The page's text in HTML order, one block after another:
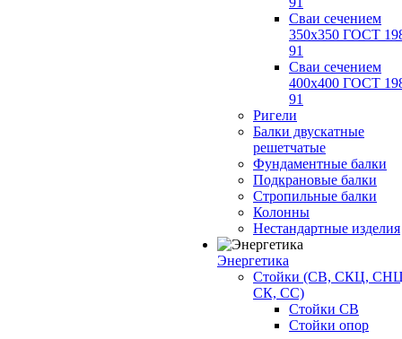
Сваи сечением
350х350 ГОСТ
91
Сваи сечением
400х400 ГОСТ
91
Ригели
Балки двускатные
решетчатые
Фундаментные балки
Подкрановые балки
Стропильные балки
Колонны
Нестандартные изделия
Энергетика
Стойки (СВ, СКЦ,
СК, СС)
Стойки СВ
Стойки опор